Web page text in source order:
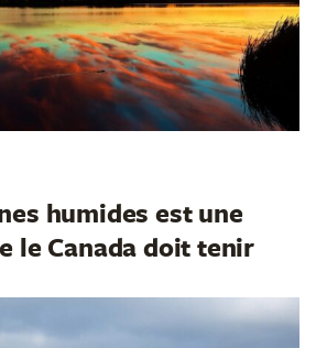
humides est une
le Canada doit tenir